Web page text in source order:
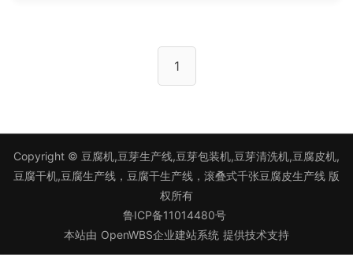
1
Copyright © 豆腐机,豆芽生产线,豆芽包装机,豆芽清洗机,豆腐皮机,
豆腐干机,豆腐生产线，豆腐干生产线，滚叠式千张豆腐皮生产线 版
权所有
鲁ICP备11014480号
本站由 OpenWBS企业建站系统 提供技术支持